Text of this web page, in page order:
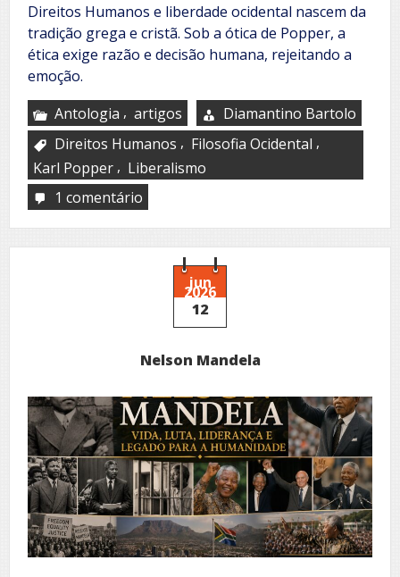
Direitos Humanos e liberdade ocidental nascem da
tradição grega e cristã. Sob a ótica de Popper, a
ética exige razão e decisão humana, rejeitando a
emoção.
Antologia , artigos
Diamantino Bartolo
Direitos Humanos , Filosofia Ocidental ,
Karl Popper , Liberalismo
1 comentário
civilização
ocidental
jun
2026
12
Nelson Mandela